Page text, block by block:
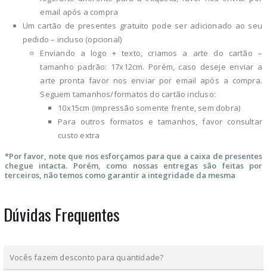
email após a compra
Um cartão de presentes gratuito pode ser adicionado ao seu
pedido – incluso (opcional)
Enviando a logo + texto, criamos a arte do cartão –
tamanho padrão: 17x12cm. Porém, caso deseje enviar a
arte pronta favor nos enviar por email após a compra.
Seguem tamanhos/formatos do cartão incluso:
10x15cm (impressão somente frente, sem dobra)
Para outros formatos e tamanhos, favor consultar
custo extra
*Por favor, note que nos esforçamos para que a caixa de presentes
chegue intacta. Porém, como nossas entregas são feitas por
terceiros, não temos como garantir a integridade da mesma
Dúvidas Frequentes
Vocês fazem desconto para quantidade?